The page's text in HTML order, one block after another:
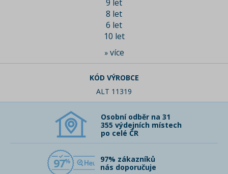
9 let
8 let
6 let
10 let
» více
KÓD VÝROBCE
ALT 11319
Osobní odběr na 31
355 výdejních místech
po celé ČR
97
97% zákazníků
nás doporučuje